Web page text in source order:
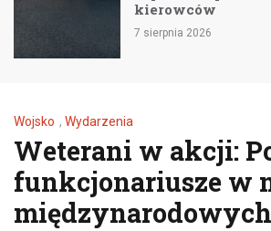
kierowców
7 sierpnia 2026
Wojsko , Wydarzenia
Weterani w akcji:
funkcjonariusze w
międzynarodowych